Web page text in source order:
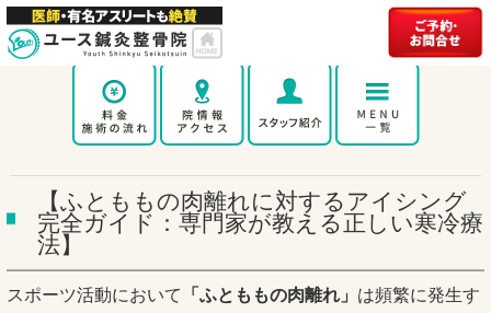
【ふとももの肉離れに対するアイシング
完全ガイド：専門家が教える正しい寒冷療
法】
スポーツ活動において 「ふとももの肉離れ」 は頻繁に発生す